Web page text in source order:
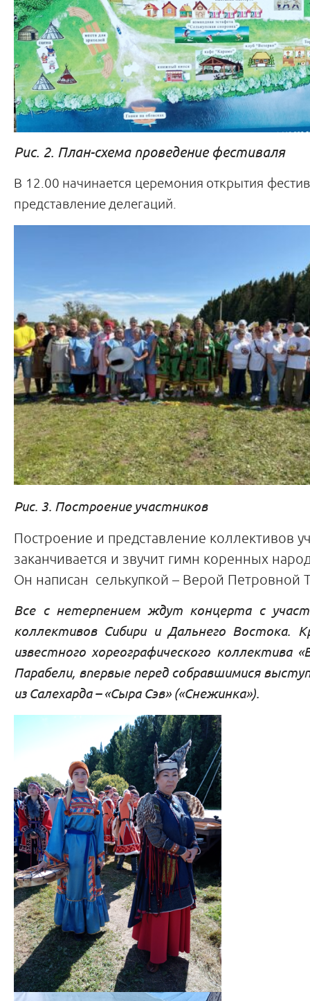
Рис. 2. План-схема проведение фестиваля
В 12.00 начинается церемония открытия
представление делегаций.
Рис. 3. Построение участников
Построение и представление коллективов
заканчивается и звучит гимн коренных
Он написан селькупкой – Верой Петровной
Все с нетерпением ждут концерта с
коллективов Сибири и Дальнего Востока.
известного хореографического коллектива
Парабели, впервые перед собравшимися
из Салехарда – «Сыра Сэв» («Снежинка»).